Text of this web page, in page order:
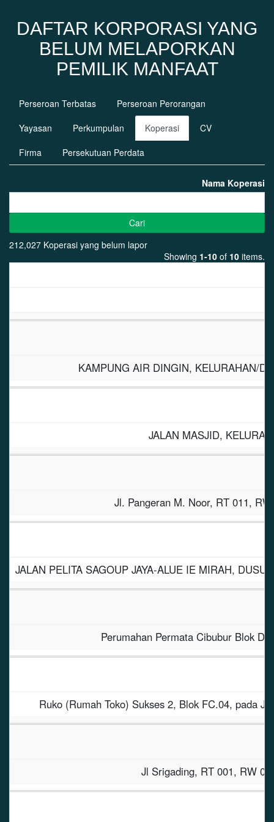
DAFTAR KORPORASI YANG
BELUM MELAPORKAN
PEMILIK MANFAAT
Perseroan Terbatas
Perseroan Perorangan
Yayasan
Perkumpulan Koperasi
CV
Firma
Persekutuan Perdata
Nama Koperasi
Cari
212,027 Koperasi yang belum lapor
Showing 1-10 of 10 items.
KAMPUNG AIR DINGIN, KELURAHAN/
JALAN MASJID,
Jl. Pangeran M. Noor, RT 011,
JALAN PELITA SAGOUP JAYA-ALUE IE MIRAH,
Perumahan Permata Cibubur Blok D
Ruko (Rumah Toko) Sukses 2, Blok FC.04, pada
Jl Srigading, RT 001, RW